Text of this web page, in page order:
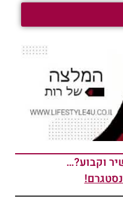
וקבוע?…